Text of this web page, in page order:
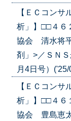
【ＥＣコンサ
析」】□□４６
協会 清水将
剤」>／ＳＮ
月4日号）
【ＥＣコンサ
析」】□□４６
協会 豊島恵